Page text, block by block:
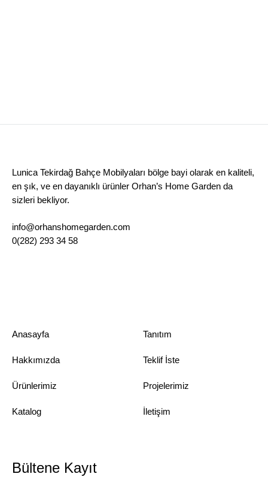
Lunica Tekirdağ Bahçe Mobilyaları bölge bayi olarak en kaliteli,
en şık, ve en dayanıklı ürünler Orhan’s Home Garden da
sizleri bekliyor.
info@orhanshomegarden.com
0(282) 293 34 58
Anasayfa
Hakkımızda
Ürünlerimiz
Katalog
Tanıtım
Teklif İste
Projelerimiz
İletişim
Bültene Kayıt